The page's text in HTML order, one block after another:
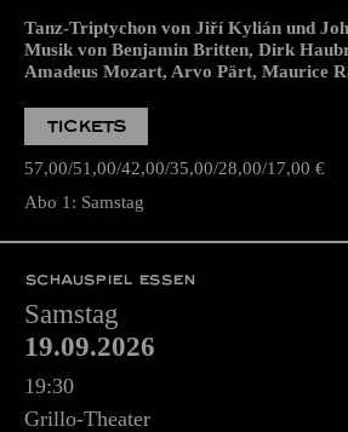
Tanz-Triptychon von Jiří Kylián und
Musik von Benjamin Britten, Dirk
Amadeus Mozart, Arvo Pärt, Maurice
TICKETS
57,00 51,00 42,00 35,00 28,00 17,00 €
Abo 1: Samstag
SCHAUSPIEL ESSEN
Samstag
19.09.2026
19:30
Grillo-Theater